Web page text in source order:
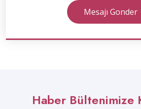
Mesajı Gonder
Haber Bültenimize